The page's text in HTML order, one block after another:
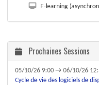
E-learning
Prochaines Sessions
05/10/26 9:00 → 06/10/26
Cycle de vie des logiciels de